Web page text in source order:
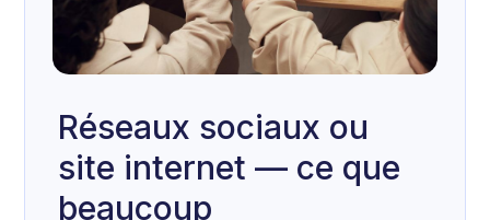
Réseaux sociaux ou
site internet — ce que
beaucoup